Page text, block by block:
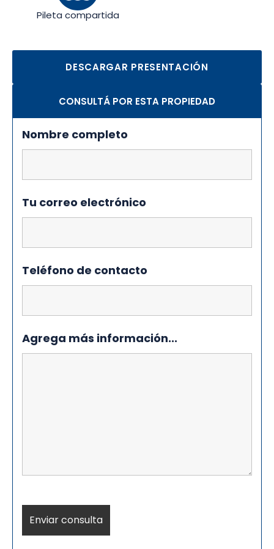
Pileta compartida
DESCARGAR PRESENTACIÓN
CONSULTÁ POR ESTA PROPIEDAD
Nombre completo
Tu correo electrónico
Teléfono de contacto
Agrega más información...